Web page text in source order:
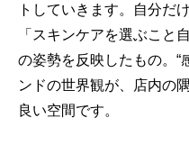
トしていきます。自分だ
「スキンケアを選ぶこと
の姿勢を反映したもの。“
ンドの世界観が、店内の
良い空間です。